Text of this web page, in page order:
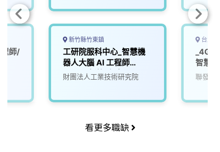
師/
新竹縣竹東鎮
工研院服科中心_智慧機
器人大腦 AI 工程師
(A000新竹/台南)
財團法人工業技術研究院
台北
_4G/
智慧
聯發科
看更多職缺